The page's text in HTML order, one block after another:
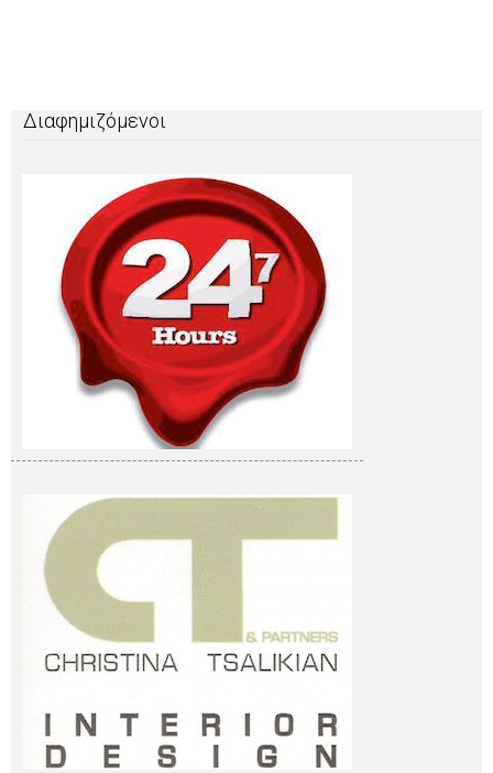
Διαφημιζόμενοι